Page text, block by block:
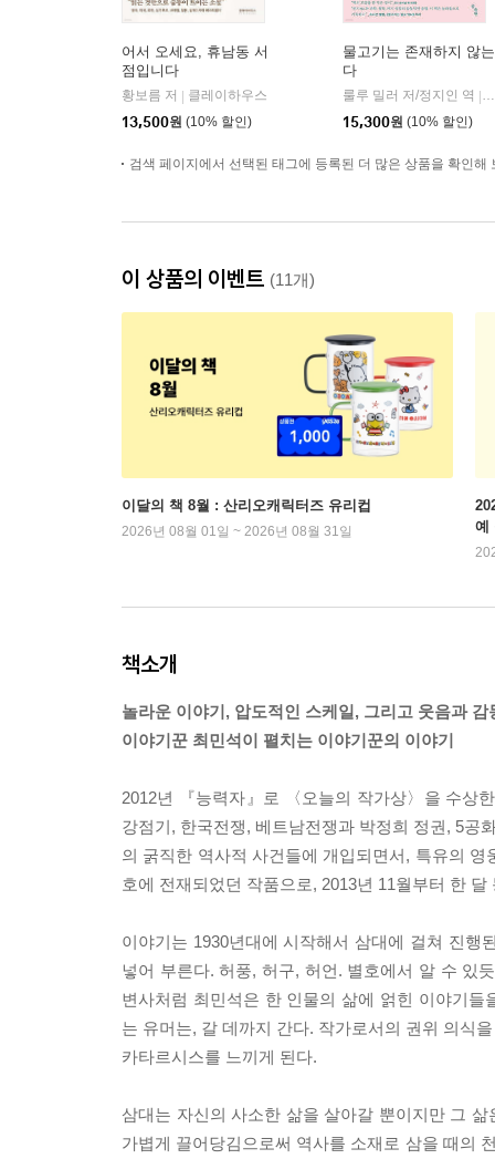
어서 오세요, 휴남동 서
점입니다
황보름 저
클레이하우스
13,500원 (10% 할인)
물고기는 존재하지 않는
다
룰루 밀러 저/정지인 역
15,300원 (10% 할인)
검색 페이지에서 선택된 태그에 등록된 더 많은 상품을 확인해
이 상품의 이벤트 (11개)
이달의 책 8월 : 산리오캐릭터즈 유리컵
2026년 08월 01일 ~ 2026년 08월 31일
예
책소개
놀라운 이야기, 압도적인 스케일, 그리고 웃음과 감
이야기꾼 최민석이 펼치는 이야기꾼의 이야기
2012년 『능력자』로 〈오늘의 작가상〉을 수상
강점기, 한국전쟁, 베트남전쟁과 박정희 정권, 5공
의 굵직한 역사적 사건들에 개입되면서, 특유의
호에 전재되었던 작품으로, 2013년 11월부터 한
이야기는 1930년대에 시작해서 삼대에 걸쳐 진행
넣어 부른다. 허풍, 허구, 허언. 별호에서 알 수 있
변사처럼 최민석은 한 인물의 삶에 얽힌 이야기들
는 유머는, 갈 데까지 간다. 작가로서의 권위 의식
카타르시스를 느끼게 된다.
삼대는 자신의 사소한 삶을 살아갈 뿐이지만 그
가볍게 끌어당김으로써 역사를 소재로 삼을 때의